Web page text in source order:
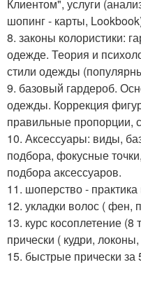
Клиентом", услуги
шопинг - карты,
8. законы колористики:
одежде. Теория и
стили одежды
9. базовый гардероб.
одежды. Коррекция
правильные пропорции,
10. Аксессуары: виды,
подбора, фокусные
подбора аксессуаров.
11. шоперство -
12. укладки волос ( фен,
13. курс косоплетение
прически ( кудри,
15. быстрые прически за